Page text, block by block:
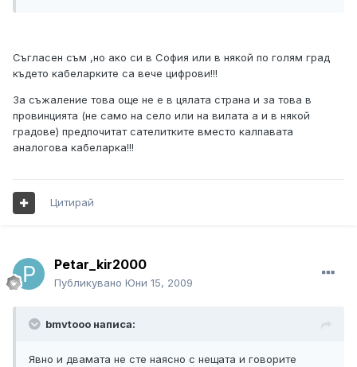
Съгласен съм ,но ако си в София или в някой по голям град
където кабеларките са вече цифрови!!!
За съжаление това още не е в цялата страна и за това в
провинцията (не само на село или на вилата а и в някой
градове) предпочитат сателитките вместо калпавата
аналогова кабеларка!!!
Цитирай
Petar_kir2000
Публикувано Юни 15, 2009
bmvtooo написа:
Явно и двамата не сте наясно с нещата и говорите